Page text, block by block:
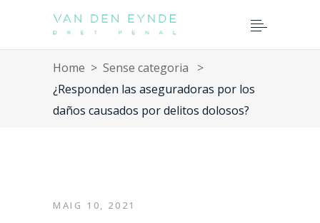
Home > Sense categoria
>
¿Responden las aseguradoras por los
daños causados por delitos dolosos?
MAIG 10, 2021